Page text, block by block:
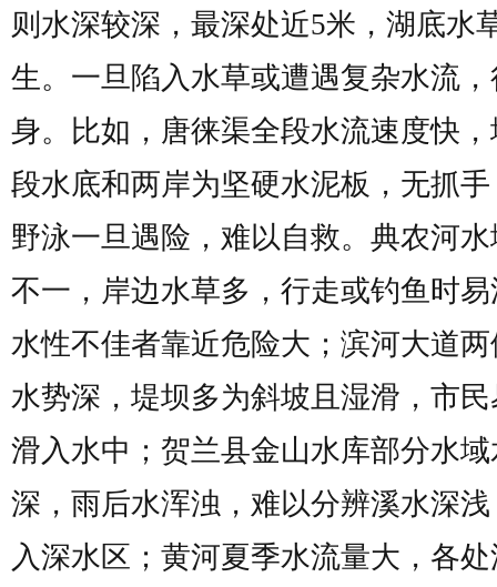
则水深较深，最深处近5米，湖底水
生。一旦陷入水草或遭遇复杂水流
身。比如，唐徕渠全段水流速度快
段水底和两岸为坚硬水泥板，无抓
野泳一旦遇险，难以自救。典农河
不一，岸边水草多，行走或钓鱼时
水性不佳者靠近危险大；滨河大道
水势深，堤坝多为斜坡且湿滑，市
滑入水中；贺兰县金山水库部分水
深，雨后水浑浊，难以分辨溪水深
入深水区；黄河夏季水流量大，各